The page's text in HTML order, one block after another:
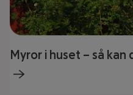
Myror i huset – så kan